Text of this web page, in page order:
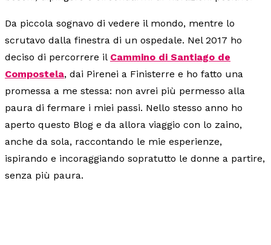
Da piccola sognavo di vedere il mondo, mentre lo
scrutavo dalla finestra di un ospedale. Nel 2017 ho
deciso di percorrere il Cammino di Santiago de
Compostela, dai Pirenei a Finisterre e ho fatto una
promessa a me stessa: non avrei più permesso alla
paura di fermare i miei passi. Nello stesso anno ho
aperto questo Blog e da allora viaggio con lo zaino,
anche da sola, raccontando le mie esperienze,
ispirando e incoraggiando sopratutto le donne a partire,
senza più paura.